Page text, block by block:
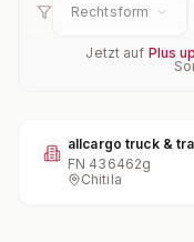
Rechtsform
Jetzt auf Plus
allcargo truck &
FN 436462g
Chitila